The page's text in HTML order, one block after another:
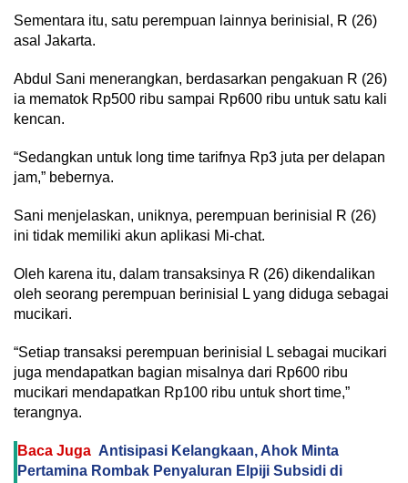
Sementara itu, satu perempuan lainnya berinisial, R (26)
asal Jakarta.
Abdul Sani menerangkan, berdasarkan pengakuan R (26)
ia mematok Rp500 ribu sampai Rp600 ribu untuk satu kali
kencan.
“Sedangkan untuk long time tarifnya Rp3 juta per delapan
jam,” bebernya.
Sani menjelaskan, uniknya, perempuan berinisial R (26)
ini tidak memiliki akun aplikasi Mi-chat.
Oleh karena itu, dalam transaksinya R (26) dikendalikan
oleh seorang perempuan berinisial L yang diduga sebagai
mucikari.
“Setiap transaksi perempuan berinisial L sebagai mucikari
juga mendapatkan bagian misalnya dari Rp600 ribu
mucikari mendapatkan Rp100 ribu untuk short time,”
terangnya.
Baca Juga Antisipasi Kelangkaan, Ahok Minta
Pertamina Rombak Penyaluran Elpiji Subsidi di